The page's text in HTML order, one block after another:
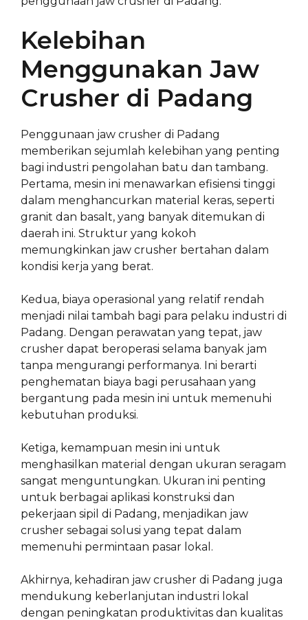
Kelebihan
Menggunakan Jaw
Crusher di Padang
Penggunaan jaw crusher di Padang
memberikan sejumlah kelebihan yang penting
bagi industri pengolahan batu dan tambang.
Pertama, mesin ini menawarkan efisiensi tinggi
dalam menghancurkan material keras, seperti
granit dan basalt, yang banyak ditemukan di
daerah ini. Struktur yang kokoh
memungkinkan jaw crusher bertahan dalam
kondisi kerja yang berat.
Kedua, biaya operasional yang relatif rendah
menjadi nilai tambah bagi para pelaku industri di
Padang. Dengan perawatan yang tepat, jaw
crusher dapat beroperasi selama banyak jam
tanpa mengurangi performanya. Ini berarti
penghematan biaya bagi perusahaan yang
bergantung pada mesin ini untuk memenuhi
kebutuhan produksi.
Ketiga, kemampuan mesin ini untuk
menghasilkan material dengan ukuran seragam
sangat menguntungkan. Ukuran ini penting
untuk berbagai aplikasi konstruksi dan
pekerjaan sipil di Padang, menjadikan jaw
crusher sebagai solusi yang tepat dalam
memenuhi permintaan pasar lokal.
Akhirnya, kehadiran jaw crusher di Padang juga
mendukung keberlanjutan industri lokal
dengan peningkatan produktivitas dan kualitas